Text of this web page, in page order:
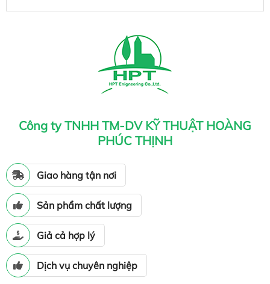
Công ty TNHH TM-DV KỸ THUẬT HOÀNG
PHÚC THỊNH
Giao hàng tận nơi
Sản phẩm chất lượng
Giả cả hợp lý
Dịch vụ chuyên nghiệp